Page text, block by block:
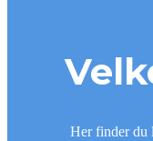
Her finder du